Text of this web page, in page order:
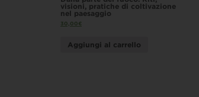
visioni, pratiche di coltivazione
nel paesaggio
30,00€
Aggiungi al carrello